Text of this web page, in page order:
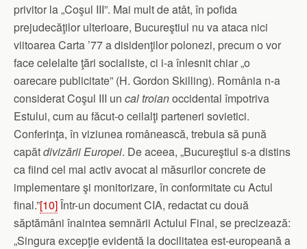
privitor la „Coşul III”. Mai mult de atât, în pofida
prejudecăţilor ulterioare, Bucureştiul nu va ataca nici
viitoarea Carta ’77 a disidenţilor polonezi, precum o vor
face celelalte ţări socialiste, ci i-a înlesnit chiar „o
oarecare publicitate” (H. Gordon Skilling). România n-a
considerat Coşul III un cal troianoccidental împotriva
Estului, cum au făcut-o ceilalţi parteneri sovietici.
Conferinţa, în viziunea românească, trebuia să pună
capătdivizăriiEuropei. De aceea, „Bucureştiul s-a distins
ca fiind cel mai activ avocat al măsurilor concrete de
implementare şi monitorizare, în conformitate cu Actul
final.”[10]Într-un document CIA, redactat cu două
săptămâni înaintea semnării Actului Final, se precizează:
„Singura excepţie evidentă la docilitatea est-europeană a